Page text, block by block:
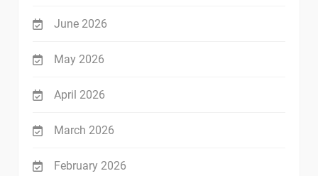
June 2026
May 2026
April 2026
March 2026
February 2026